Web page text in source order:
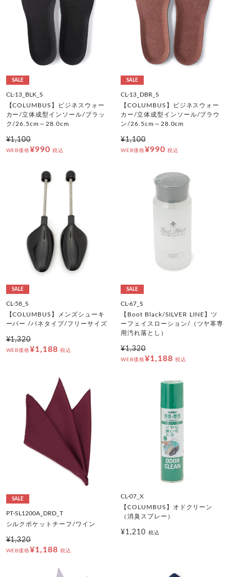
SALE
CL-13_BLK_S
【COLUMBUS】ビジネスウォー
カー/立体成型インソール/ブラッ
ク/26.5cm～28.0cm
¥1,100
WEB価格¥990 税込
SALE
CL-13_DBR_S
【COLUMBUS】ビジネスウォー
カー/立体成型インソール/ブラウ
ン/26.5cm～28.0cm
¥1,100
WEB価格¥990 税込
SALE
CL-58_S
【COLUMBUS】メンズシューキ
ーパー /バネタイプ/フリーサイズ
¥1,320
WEB価格¥1,188 税込
SALE
CL-67_S
【Boot Black/SILVER LINE】ツ
ーフェイスローション/（ツヤ革専
用汚れ落とし）
¥1,320
WEB価格¥1,188 税込
SALE
PT-SL1200A_DRD_T
シルクポケットチーフ/ワイン
¥1,320
WEB価格¥1,188 税込
CL-07_X
【COLUMBUS】オドクリーン
（消臭スプレー）
¥1,210 税込